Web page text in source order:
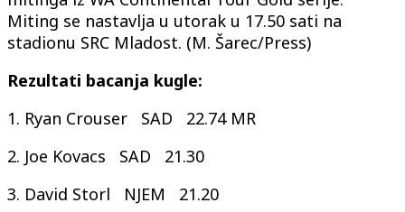
Miting se nastavlja u utorak u 17.50 sati na
stadionu SRC Mladost. (M. Šarec/Press)
Rezultati bacanja kugle:
1. Ryan Crouser SAD 22.74 MR
2. Joe Kovacs SAD 21.30
3. David Storl NJEM 21.20